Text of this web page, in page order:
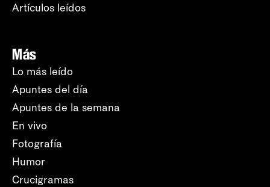
Artículos leídos
Más
Lo más leído
Apuntes del día
Apuntes de la semana
En vivo
Fotografía
Humor
Crucigramas